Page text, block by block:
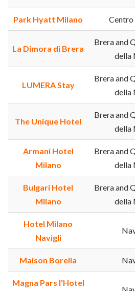
Park Hyatt Milano Centro
La Dimora di Brera
Brera and
della
LUMERA Stay
Brera and
della
The Unique Hotel
Brera and
della
Armani Hotel
Milano
Brera and
della
Bulgari Hotel
Milano
Brera and
della
Hotel Milano
Navigli
Maison Borella
Magna Pars l'Hotel